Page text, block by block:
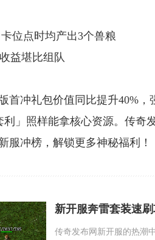
位点时均产出3个兽粮
益堪比组队
首冲礼包价值同比提升40%
」照样能拿核心资源。传奇
服冲榜，解锁更多神秘福利！
新开服奔雷套装速
传奇发布网新开服的热潮